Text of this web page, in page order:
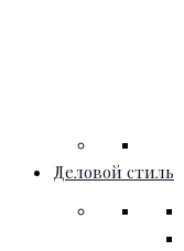
Деловой стиль